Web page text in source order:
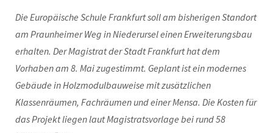
Die Europäische Schule Frankfurt soll am bisherigen Standort
am Praunheimer Weg in Niederursel einen Erweiterungsbau
erhalten. Der Magistrat der Stadt Frankfurt hat dem
Vorhaben am 8. Mai zugestimmt. Geplant ist ein modernes
Gebäude in Holzmodulbauweise mit zusätzlichen
Klassenräumen, Fachräumen und einer Mensa. Die Kosten für
das Projekt liegen laut Magistratsvorlage bei rund 58